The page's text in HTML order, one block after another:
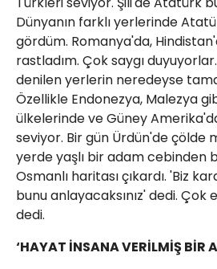
Dünyanın farklı yerlerinde
gördüm. Romanya'da,
rastladım. Çok saygı
denilen yerlerin neredeyse
Özellikle Endonezya, Malezya
ülkelerinde ve Güney
seviyor. Bir gün Ürdün'de çölde
yerde yaşlı bir adam cebinden
Osmanlı haritası çıkardı. 'Biz
bunu anlayacaksınız' dedi. Çok
dedi.
‘HAYAT İNSANA VERİLMİŞ BİR